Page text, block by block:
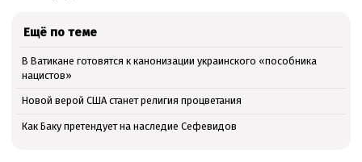
Ещё по теме
В Ватикане готовятся к канонизации украинского «пособника
нацистов»
Новой верой США станет религия процветания
Как Баку претендует на наследие Сефевидов